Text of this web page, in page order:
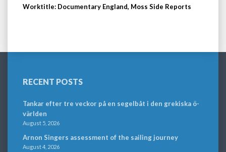
Worktitle: Documentary England, Moss Side Reports
RECENT POSTS
Tankar efter tre veckor på en segelbåt i den grekiska ö-
världen
August 5, 2026
Arnon Singers assessment of the sailing journey
August 4, 2026